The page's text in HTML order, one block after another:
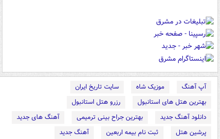
آپ آهنگ موزیک شاه
سایت تاریخ ایران
بهترین هتل های استانبول
رزرو هتل استانبول
دانلود آهنگ جدید
بهترین جراح بینی ترمیمی
آهنگ های جدید
پرشین هتل
ثبت نام بیمه اربعین
آهنگ جدید